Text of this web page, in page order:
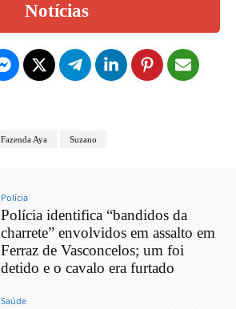
Notícias
Fazenda Aya Suzano
Polícia
Polícia identifica “bandidos da
charrete” envolvidos em assalto em
Ferraz de Vasconcelos; um foi
detido e o cavalo era furtado
Saúde